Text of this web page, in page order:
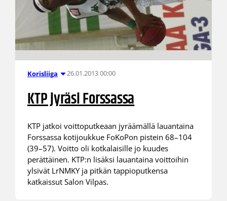
Korisliiga 26.01.2013 00:00
KTP jyräsi Forssassa
KTP jatkoi voittoputkeaan jyräämällä lauantaina
Forssassa kotijoukkue FoKoPon pistein 68–104
(39–57). Voitto oli kotkalaisille jo kuudes
perättäinen. KTP:n lisäksi lauantaina voittoihin
ylsivät LrNMKY ja pitkän tappioputkensa
katkaissut Salon Vilpas.